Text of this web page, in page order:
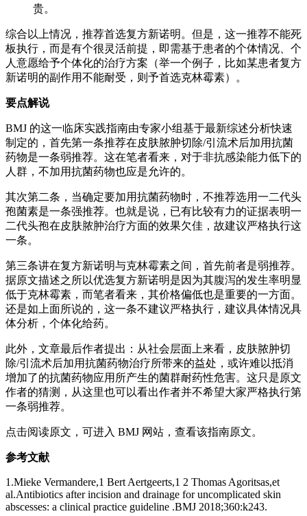
贵。
综合以上情况，推荐首选复方新诺明。但是，这一推荐不能死
板执行，而是有个很灵活前提，即需基于患者的个体情况、个
人意愿给予个体化的治疗方案（举一个例子，比如某患者复方
新诺明的副作用不能耐受，则予首选克林霉素）。
要点解说
BMJ 的这一临床实践指南由专家小组基于最新综述分析快速
制定的，首先第一条推荐在皮肤脓肿切除/引流术后加用抗菌
药物是一条弱推荐。这在笔者看来，对于非抗感染能力低下的
人群，不加用抗菌药物也应是允许的。
其次第二条，当确定要加用抗菌药物时，不推荐选用一二代头
孢菌素是一条强推荐。也就是说，已有比较有力的证据表明一
二代头孢在皮肤脓肿治疗方面的效果欠佳，故建议严格执行这
一条。
第三条讲在复方新诺明与克林霉素之间，首先前者是弱推荐。
据原文描述之所以优选复方新诺明是因为其腹泻的发生率明显
低于克林霉素，而笔者看来，其价格偏低也是重要的一方面。
还是如上面所说的，这一条不建议严格执行，建议具体情况具
体分析，个体化给药。
此外，文章最后作者提出：从社会层面上来看，皮肤脓肿切
除/引流术后加用抗菌药物治疗所带来的益处，或许难以抵消
增加了的抗菌药物应用所产生的菌群耐药性危害。这只是原文
作者的猜测，从这里也可以看出作者并不希望大家严格执行第
一条弱推荐。
点击阅读原文，可进入 BMJ 网站，查看该指南原文。
参考文献
1.Mieke Vermandere,1 Bert Aertgeerts,1 2 Thomas Agoritsas,et
al.Antibiotics after incision and drainage for uncomplicated skin
abscesses: a clinical practice guideline .BMJ 2018;360:k243.